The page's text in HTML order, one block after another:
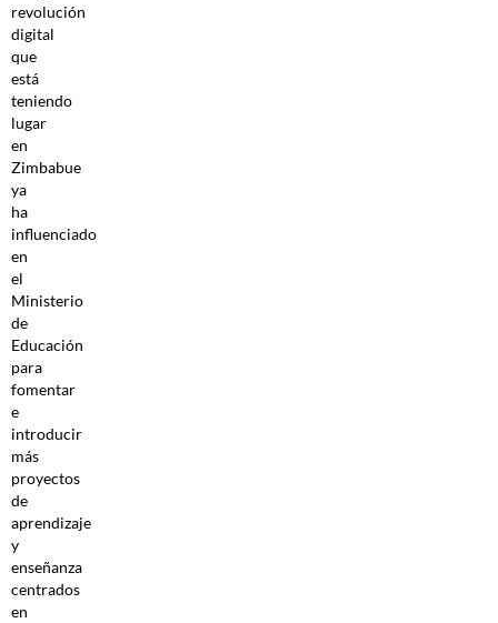
revolución
digital
que
está
teniendo
lugar
en
Zimbabue
ya
ha
influenciado
en
el
Ministerio
de
Educación
para
fomentar
e
introducir
más
proyectos
de
aprendizaje
y
enseñanza
centrados
en